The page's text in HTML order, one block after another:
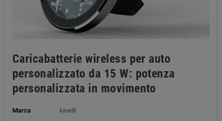
Caricabatterie wireless per auto
personalizzato da 15 W: potenza
personalizzata in movimento
Marca kewill